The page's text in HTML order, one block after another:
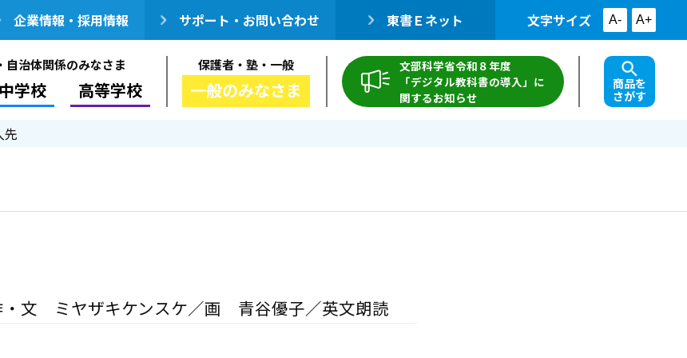
企業情報・採用情報 サポート・お問い合わせ 東書Ｅネット 文字サイズ A- A+
自治体関係のみなさま
中学校 高等学校
保護者・塾・一般
一般のみなさま
文部科学省令和８年度
「デジタル教科書の導入」に
関するお知らせ
商品を
さがす
先
・文 ミヤザキケンスケ／画 青谷優子／英文朗読